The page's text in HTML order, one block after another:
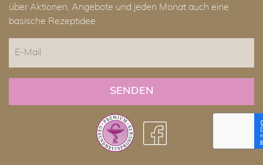
über Aktionen, Angebote und jeden Monat auch eine
basische Rezeptidee.
Mail
CAPTCHA